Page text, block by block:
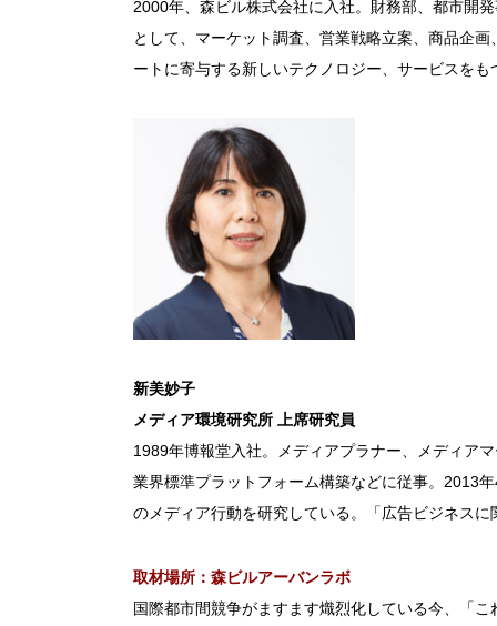
2000年、森ビル株式会社に入社。財務部、都市開
として、マーケット調査、営業戦略立案、商品企
ートに寄与する新しいテクノロジー、サービスを
新美妙子
メディア環境研究所 上席研究員
1989年博報堂入社。メディアプラナー、メディア
業界標準プラットフォーム構築などに従事。2013
のメディア行動を研究している。「広告ビジネス
取材場所：森ビルアーバンラボ
国際都市間競争がますます熾烈化している今、「